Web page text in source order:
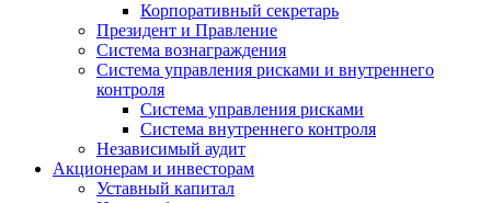
Корпоративный секретарь
Президент и Правление
Система вознаграждения
Система управления рисками и внутреннего
контроля
Система управления рисками
Система внутреннего контроля
Независимый аудит
Акционерам и инвесторам
Уставный капитал